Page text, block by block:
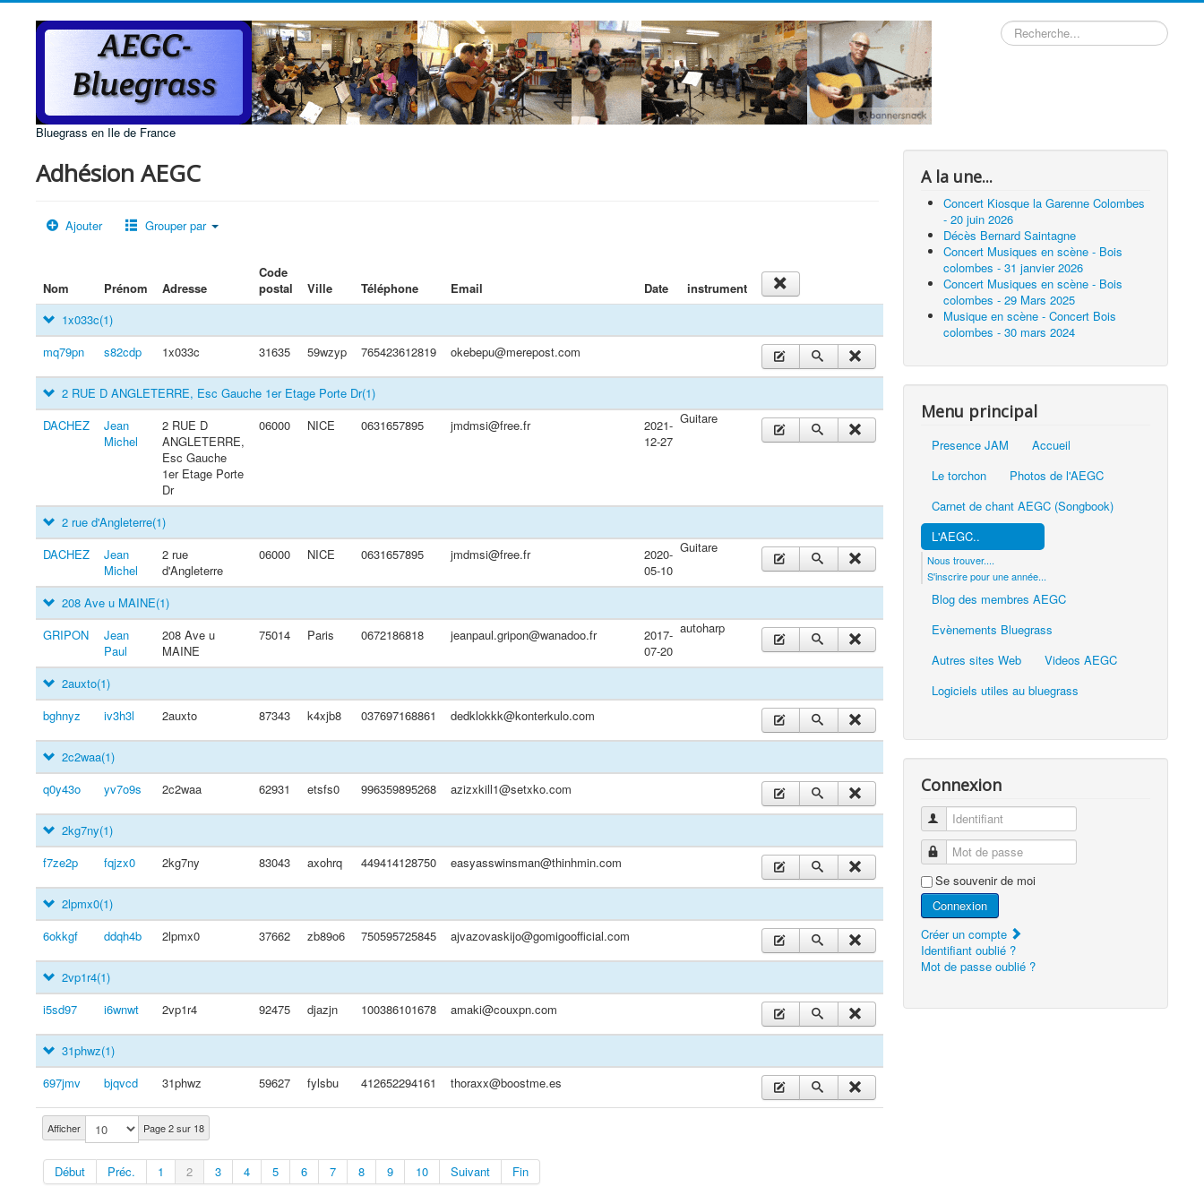
Bluegrass en Ile de France
Rechercher
Adhésion AEGC
Ajouter Grouper par
Nom Prénom Adresse
Code
postal
Ville Téléphone Email Date instrument
Afficher Page 2 sur 18
Début Préc. 1 2 3 4 5 6 7 8 9 10 Suivant Fin
1x033c(1)
mq79pn
s82cdp 1x033c 31635 59wzyp 765423612819 okebepu@merepost.com
2 RUE D ANGLETERRE, Esc Gauche 1er Etage Porte Dr(1)
DACHEZ
Jean
Michel
2 RUE D
ANGLETERRE,
Esc Gauche
1er Etage Porte
Dr
06000 NICE 0631657895 jmdmsi@free.fr
2021-
12-27
Guitare
2 rue d'Angleterre(1)
DACHEZ
Jean
Michel
2 rue
d'Angleterre
06000 NICE 0631657895 jmdmsi@free.fr
2020-
05-10
Guitare
208 Ave u MAINE(1)
GRIPON
Jean
Paul
208 Ave u
MAINE
75014 Paris 0672186818 jeanpaul.gripon@wanadoo.fr
2017-
07-20
autoharp
2auxto(1)
bghnyz
iv3h3l 2auxto 87343 k4xjb8 037697168861 dedklokkk@konterkulo.com
2c2waa(1)
q0y43o
yv7o9s 2c2waa 62931 etsfs0 996359895268 azizxkill1@setxko.com
2kg7ny(1)
f7ze2p
fqjzx0 2kg7ny 83043 axohrq 449414128750 easyasswinsman@thinhmin.com
2lpmx0(1)
6okkgf
ddqh4b 2lpmx0 37662 zb89o6 750595725845 ajvazovaskijo@gomigoofficial.com
2vp1r4(1)
i5sd97
i6wnwt 2vp1r4 92475 djazjn 100386101678 amaki@couxpn.com
31phwz(1)
697jmv
bjqvcd 31phwz 59627 fylsbu 412652294161 thoraxx@boostme.es
A la une...
Concert Kiosque la Garenne Colombes
- 20 juin 2026
Décès Bernard Saintagne
Concert Musiques en scène - Bois
colombes - 31 janvier 2026
Concert Musiques en scène - Bois
colombes - 29 Mars 2025
Musique en scène - Concert Bois
colombes - 30 mars 2024
Menu principal
Presence JAM
Accueil
Le torchon
Photos de l'AEGC
Carnet de chant AEGC (Songbook)
L'AEGC..
Nous trouver....
S'inscrire pour une année...
Blog des membres AEGC
Evènements Bluegrass
Autres sites Web
Videos AEGC
Logiciels utiles au bluegrass
Connexion
Identifiant
Mot de passe
Se souvenir de moi
Connexion
Créer un compte
Identifiant oublié ?
Mot de passe oublié ?